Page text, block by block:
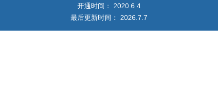
开通时间： 2020 6 4
最后更新时间： 2026 7 7